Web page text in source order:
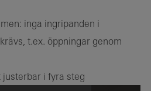
inga ingripanden i
t.ex. öppningar genom
i fyra steg